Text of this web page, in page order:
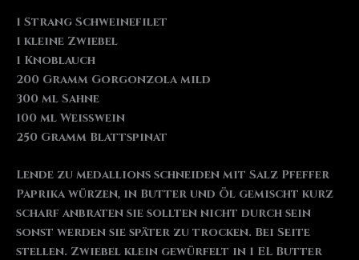
1 Strang Schweinefilet
1 kleine Zwiebel
1 Knoblauch
200 Gramm Gorgonzola mild
300 ml Sahne
100 ml Weißwein
250 Gramm Blattspinat
Lende zu medallions schneiden mit Salz Pfeffer
Paprika würzen, in Butter und Öl gemischt kurz
scharf anbraten sie sollten nicht durch sein
sonst werden sie später zu trocken. Bei Seite
stellen. Zwiebel klein gewürfelt in 1 EL Butter